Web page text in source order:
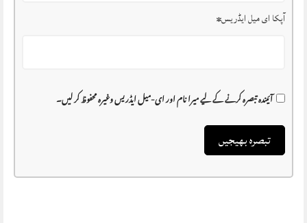
آپکا ای میل ایڈریس*
آئیندہ تبصرہ کرنے کے لیے میرا نام اور ای-میل ایڈریس وغیرہ محفوظ کر لیں۔